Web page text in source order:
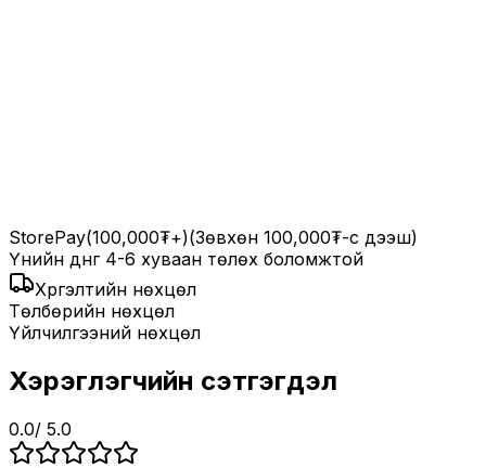
StorePay(100,000₮+)(Зөвхөн 100,000₮-с дээш)
Үнийн дүнг 4-6 хуваан төлөх боломжтой
Хүргэлтийн нөхцөл
Төлбөрийн нөхцөл
Үйлчилгээний нөхцөл
Хэрэглэгчийн сэтгэгдэл
0.0/ 5.0